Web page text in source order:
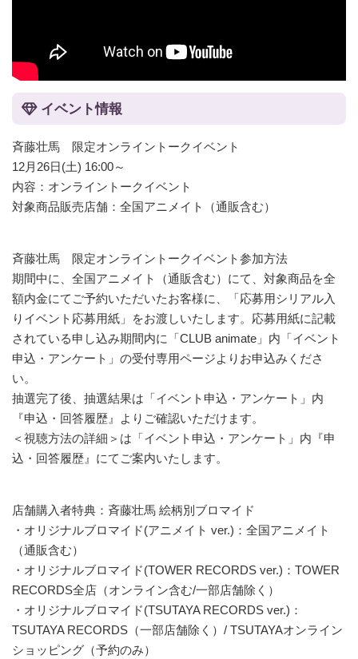
イベント情報
斉藤壮馬 限定オンライントークイベント
12月26日(土) 16:00～
内容：オンライントークイベント
対象商品販売店舗：全国アニメイト（通販含む）
斉藤壮馬 限定オンライントークイベント参加方法
期間中に、全国アニメイト（通販含む）にて、対象商品を全
額内金にてご予約いただいたお客様に、「応募用シリアル入
りイベント応募用紙」をお渡しいたします。応募用紙に記載
されている申し込み期間内に「CLUB animate」内「イベント
申込・アンケート」の受付専用ページよりお申込みくださ
い。
抽選完了後、抽選結果は「イベント申込・アンケート」内
『申込・回答履歴』よりご確認いただけます。
＜視聴方法の詳細＞は「イベント申込・アンケート」内『申
込・回答履歴』にてご案内いたします。
店舗購入者特典：斉藤壮馬 絵柄別ブロマイド
・オリジナルブロマイド(アニメイト ver.)：全国アニメイト
（通販含む）
・オリジナルブロマイド(TOWER RECORDS ver.)：TOWER
RECORDS全店（オンライン含む/一部店舗除く）
・オリジナルブロマイド(TSUTAYA RECORDS ver.)：
TSUTAYA RECORDS（一部店舗除く）/ TSUTAYAオンライン
ショッピング（予約のみ）